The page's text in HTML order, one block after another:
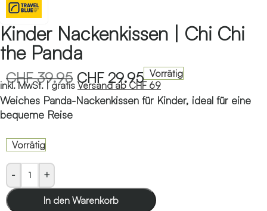
Kinder Nackenkissen | Chi Chi
the Panda
CHF39.95 CHF29.95 Vorrätig
inkl. MwSt. |gratis Versand ab CHF 69
Weiches Panda-Nackenkissen für Kinder, ideal für eine
bequeme Reise
Vorrätig
- +
In den Warenkorb